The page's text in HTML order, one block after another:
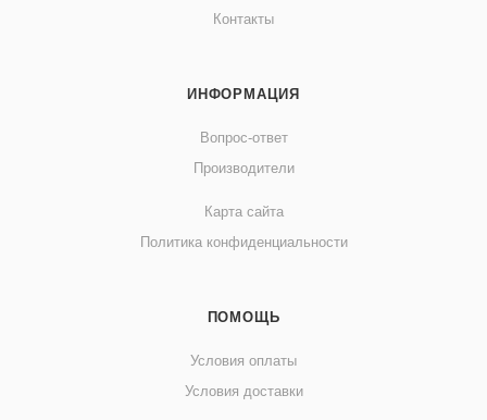
Контакты
ИНФОРМАЦИЯ
Вопрос-ответ
Производители
Карта сайта
Политика конфиденциальности
ПОМОЩЬ
Условия оплаты
Условия доставки